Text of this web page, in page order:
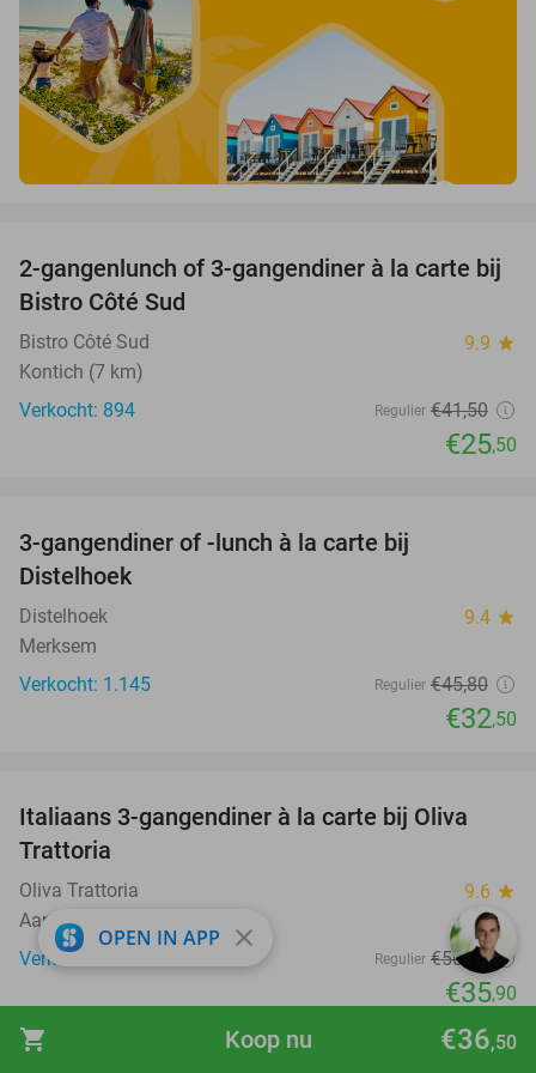
shopping_cart €36,50
Koop nu
39%
2-gangenlunch of 3-gangendiner à la carte bij
Bistro Côté Sud
Bistro Côté Sud 9.9 star
Kontich (7 km)
Verkocht: 894
Regulier €41,50
€25,50
3-gangendiner of -lunch à la carte bij
Distelhoek
Distelhoek 9.4 star
Merksem
Verkocht: 1.145
Regulier €45,80
€32,50
29%
Italiaans 3-gangendiner à la carte bij Oliva
Trattoria
Oliva Trattoria 9.6 star
Aartselaar (7 km)
Verkocht: 157
Regulier €50,75
€35,90
favorite_border
OPEN IN APP close